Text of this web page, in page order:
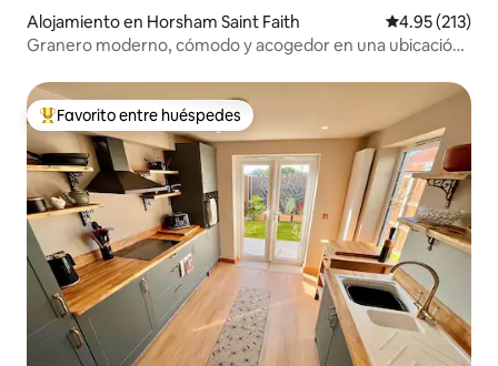
Alojamiento en Horsham Saint Faith Calificación
4.95 (213)
Granero moderno, cómodo y acogedor en una ubicación
Favorito entre huéspedes preferido
Favorito entre huéspedes